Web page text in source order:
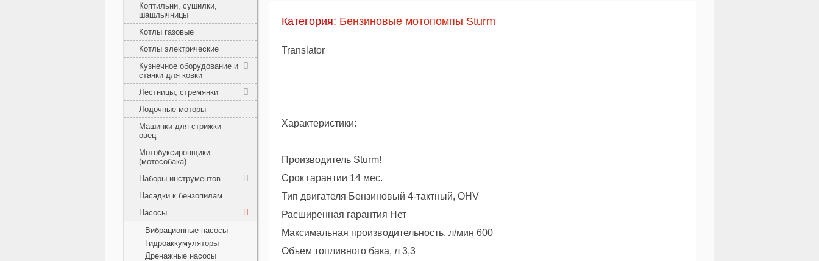
Коптильни, сушилки,
шашлычницы
Котлы газовые
Котлы электрические
Кузнечное оборудование и
станки для ковки
Лестницы, стремянки
Лодочные моторы
Машинки для стрижки
овец
Мотобуксировщики
(мотособака)
Наборы инструментов
Насадки к бензопилам
Насосы
Вибрационные насосы
Гидроаккумуляторы
Дренажные насосы
Категория: Бензиновые мотопомпы Sturm
Translator
Характеристики:
Производитель Sturm!
Срок гарантии 14 мес.
Тип двигателя Бензиновый 4-тактный, OHV
Расширенная гарантия Нет
Максимальная производительность, л/мин 600
Объем топливного бака, л 3,3